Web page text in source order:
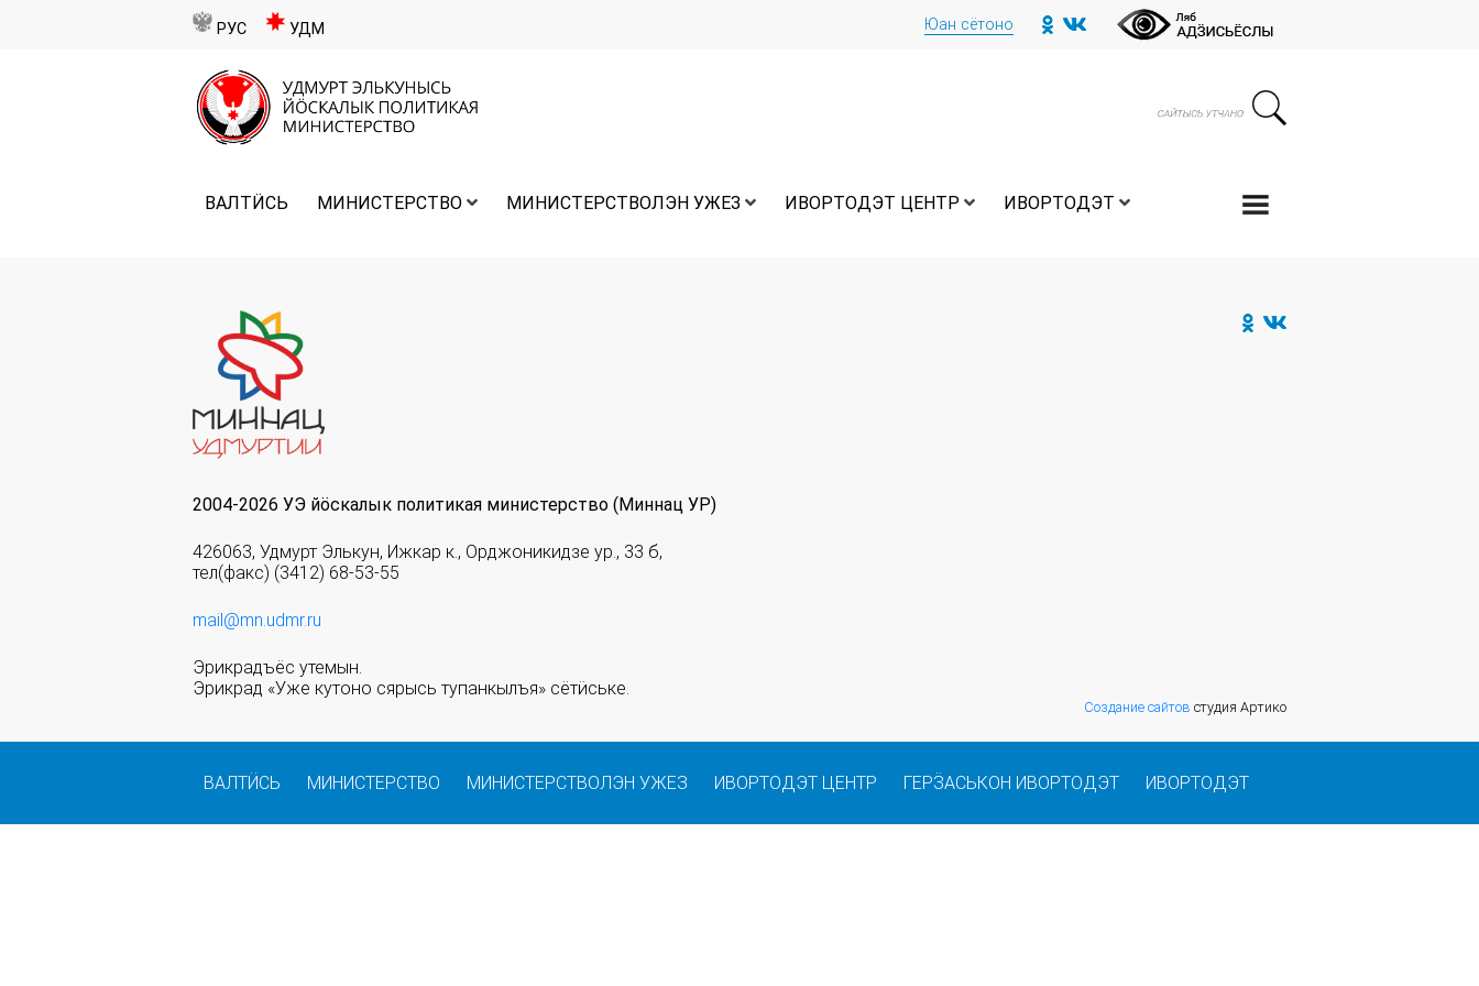
РУС УДМ Юан сётоно
ВАЛТӤСЬ МИНИСТЕРСТВО МИНИСТЕРСТВОЛЭН УЖЕЗ ИВОРТОДЭТ ЦЕНТР ИВОРТОДЭТ
2004-2026 УЭ йöскалык политикая министерство (Миннац УР)
426063, Удмурт Элькун, Ижкар к., Орджоникидзе ур., 33 б,
тел(факс) (3412) 68-53-55
mail@mn.udmr.ru
Эрикрадъёс утемын.
Эрикрад «Уже кутоно сярысь тупанкылъя» сётӥське.
Создание сайтов студия Артико
ВАЛТӤСЬ МИНИСТЕРСТВО МИНИСТЕРСТВОЛЭН УЖЕЗ ИВОРТОДЭТ ЦЕНТР ГЕРӞАСЬКОН ИВОРТОДЭТ ИВОРТОДЭТ